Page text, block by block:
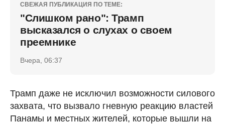
СВЕЖАЯ ПУБЛИКАЦИЯ ПО ТЕМЕ:
"Слишком рано": Трамп
высказался о слухах о своем
преемнике
Вчера, 06:37
Трамп даже не исключил возможности силового
захвата, что вызвало гневную реакцию властей
Панамы и местных жителей, которые вышли на